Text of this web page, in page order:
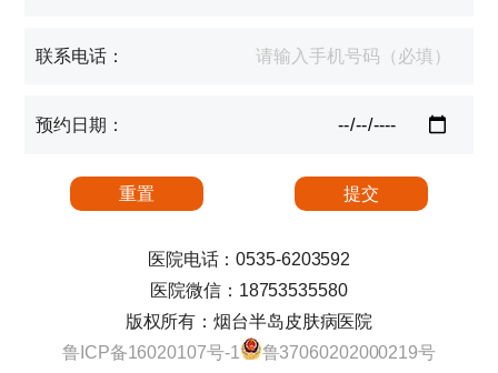
联系电话：
预约日期：
医院电话：0535-6203592
医院微信：18753535580
版权所有：烟台半岛皮肤病医院
鲁ICP备16020107号-1
鲁37060202000219号